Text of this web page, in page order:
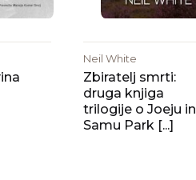
Neil White
Zbiratelj smrti:
druga knjiga
trilogije o Joeju in
Samu Park [...]